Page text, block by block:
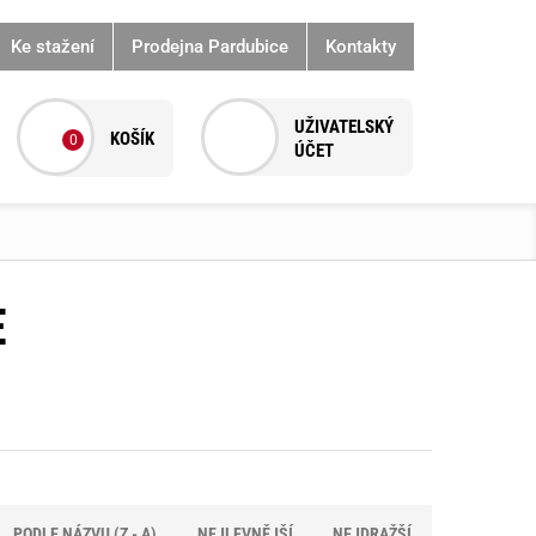
Ke stažení Prodejna Pardubice Kontakty
0